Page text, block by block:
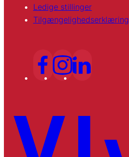
Ledige stillinger
Tilgængelighedserklæring